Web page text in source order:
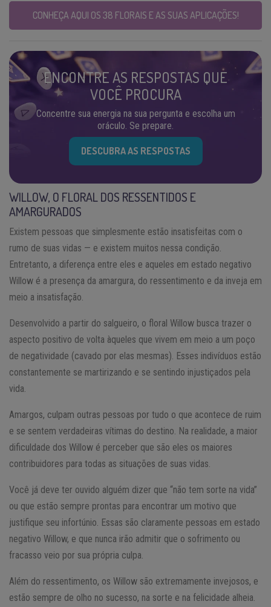
CONHEÇA AQUI OS 38 FLORAIS E AS SUAS APLICAÇÕES!
ENCONTRE AS RESPOSTAS QUE
VOCÊ PROCURA
Concentre sua energia na sua pergunta e escolha um
oráculo. Se prepare.
DESCUBRA AS RESPOSTAS
WILLOW, O FLORAL DOS RESSENTIDOS E
AMARGURADOS
Existem pessoas que simplesmente estão insatisfeitas com o
rumo de suas vidas — e existem muitos nessa condição.
Entretanto, a diferença entre eles e aqueles em estado negativo
Willow é a presença da amargura, do ressentimento e da inveja em
meio a insatisfação.
Desenvolvido a partir do salgueiro, o floral Willow busca trazer o
aspecto positivo de volta àqueles que vivem em meio a um poço
de negatividade (cavado por elas mesmas). Esses indivíduos estão
constantemente se martirizando e se sentindo injustiçados pela
vida.
Amargos, culpam outras pessoas por tudo o que acontece de ruim
e se sentem verdadeiras vítimas do destino. Na realidade, a maior
dificuldade dos Willow é perceber que são eles os maiores
contribuidores para todas as situações de suas vidas.
Você já deve ter ouvido alguém dizer que “não tem sorte na vida”
ou que estão sempre prontas para encontrar um motivo que
justifique seu infortúnio. Essas são claramente pessoas em estado
negativo Willow, e que nunca irão admitir que o sofrimento ou
fracasso veio por sua própria culpa.
Além do ressentimento, os Willow são extremamente invejosos, e
estão sempre de olho no sucesso, na sorte e na felicidade alheia.